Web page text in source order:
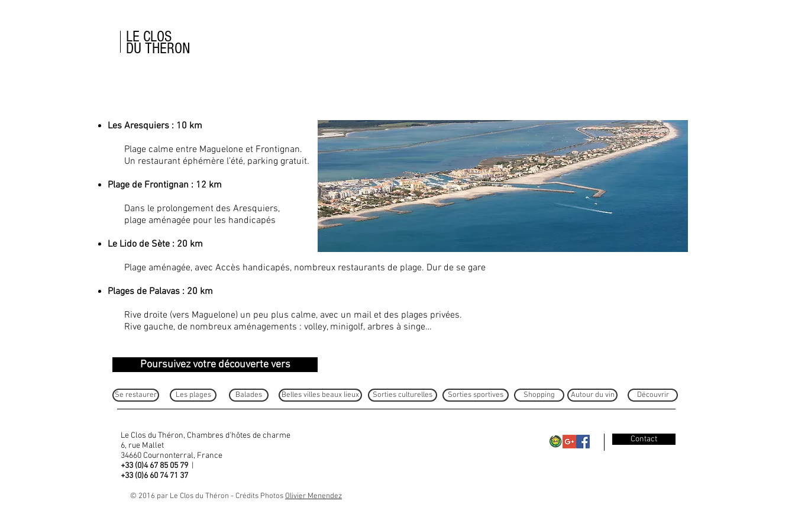
LE CLOS
DU THERON
Les Aresquiers : 10 km
Plage calme entre Maguelone et Frontignan.
Un restaurant éphémère l’été, parking gratuit.
Plage de Frontignan : 12 km
Dans le prolongement des Aresquiers,
plage aménagée pour les handicapés
Le Lido de Sète : 20 km
Plage aménagée, avec Accès handicapés, nombreux restaurants de plage. Dur de se gare
Plages de Palavas : 20 km
Rive droite (vers Maguelone) un peu plus calme, avec un mail et des plages privées.
Rive gauche, de nombreux aménagements : volley, minigolf, arbres à singe…
Poursuivez votre découverte vers
Se restaurer Les plages Balades Belles villes beaux lieux Sorties culturelles Sorties sportives Shopping Autour du vin Découvrir
Le Clos du Théron, Chambres d'hôtes de charme
6, rue Mallet
34660 Cournonterral, France
+33 (0)4 67 85 05 79
+33 (0)6 60 74 71 37
Contact
© 2016 par Le Clos du Théron - Crédits PhotosOlivier Menendez